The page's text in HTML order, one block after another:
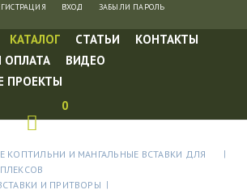
ВХОД ЗАБЫЛИ ПАРОЛЬ
КАТАЛОГ СТАТЬИ
КОНТАКТЫ
ОПЛАТА
ВИДЕО
ПРОЕКТЫ
0
КОПТИЛЬНИ И МАНГАЛЬНЫЕ ВСТАВКИ ДЛЯ
И ПРИТВОРЫ